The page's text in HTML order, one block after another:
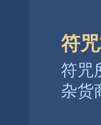
符
符咒
杂货